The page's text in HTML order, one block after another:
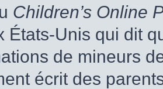
Children’s Online
États-Unis qui dit
de mineurs
écrit des